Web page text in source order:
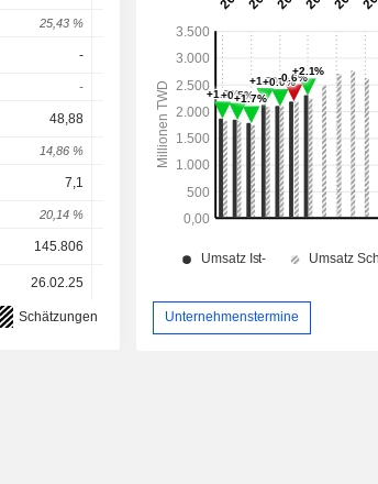
25,43 %
- - 6,332
- - - 37,9
48,88 55,3 63,22
14,86 % 13,13 % 14,33 % 21
7,1 13,75
20,14 % 48,2 % 25,9
145.806
26.02.25
Schätzungen Unternehmenstermine